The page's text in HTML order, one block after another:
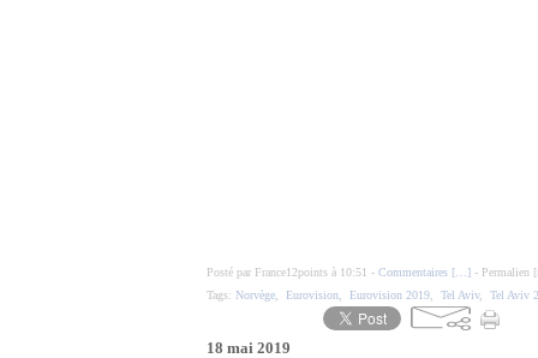
Posté par France12points à 10:51 - Commentaires [ ] - Permalien [
Tags: Norvège Eurovision Eurovision 2019 Tel Aviv, Tel Aviv
18 mai 2019